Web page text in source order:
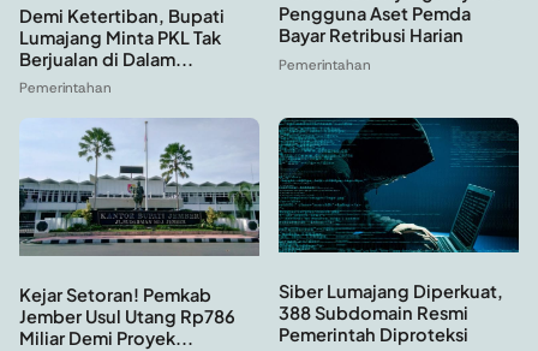
Demi Ketertiban, Bupati
Lumajang Minta PKL Tak
Berjualan di Dalam...
Pemerintahan
Pengguna Aset Pemda
Bayar Retribusi Harian
Pemerintahan
Kejar Setoran! Pemkab
Jember Usul Utang Rp786
Miliar Demi Proyek...
Siber Lumajang Diperkuat,
388 Subdomain Resmi
Pemerintah Diproteksi